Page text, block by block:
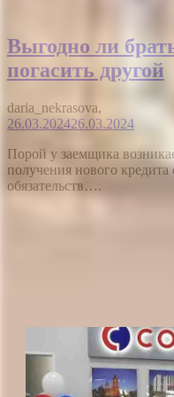
Выгодно ли
погасить другой
daria_nekrasova,
26.03.202426.03.2024
Порой у заемщика
получения нового
обязательств….